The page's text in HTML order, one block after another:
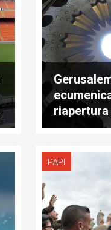
Sepolcro
PAPI